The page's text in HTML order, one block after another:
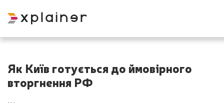
Як Київ готується до ймовірного
вторгнення РФ